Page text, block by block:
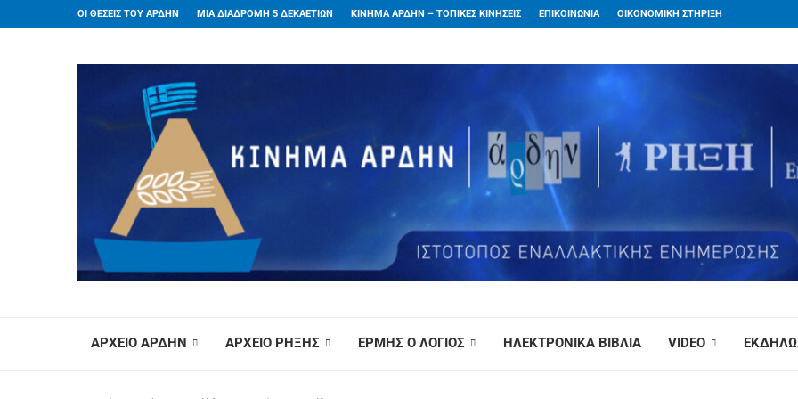
ΟΙ ΘΕΣΕΙΣ ΤΟΥ ΑΡΔΗΝ ΜΙΑ ΔΙΑΔΡΟΜΗ 5 ΔΕΚΑΕΤΙΩΝ ΚΙΝΗΜΑ ΑΡΔΗΝ – ΤΟΠΙΚΕΣ ΚΙΝΗΣΕΙΣ ΕΠΙΚΟΙΝΩΝΙΑ ΟΙΚΟΝΟΜΙΚΗ ΣΤΗΡΙΞΗ
ΑΡΧΕΙΟ ΑΡΔΗΝ ΑΡΧΕΙΟ ΡΗΞΗΣ ΕΡΜΗΣ Ο ΛΟΓΙΟΣ ΗΛΕΚΤΡΟΝΙΚΑ ΒΙΒΛΙΑ VIDEO